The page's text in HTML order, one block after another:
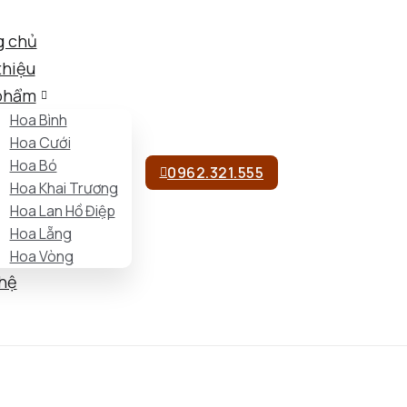
chủ
Hoa Bình
Hoa Cưới
Hoa Bó
Hoa Khai Trương
Hoa Lan Hồ Điệp
Hoa Lẵng
Hoa Vòng
0962.321.555